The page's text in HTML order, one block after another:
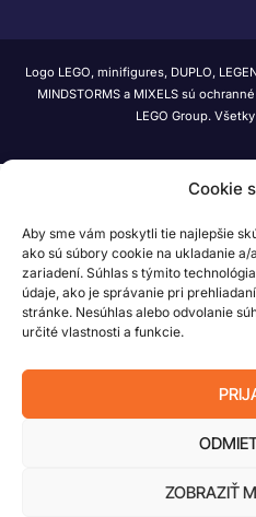
Cookie
Aby sme vám poskytli tie najlepšie
ako sú súbory cookie na ukladanie
zariadení. Súhlas s týmito
údaje, ako je správanie pri
stránke. Nesúhlas alebo odvolanie
určité vlastnosti a funkcie.
ZOBRAZIŤ
Logo LEGO, minifigures, DUPLO,
MINDSTORMS a MIXELS sú
LEGO Group.